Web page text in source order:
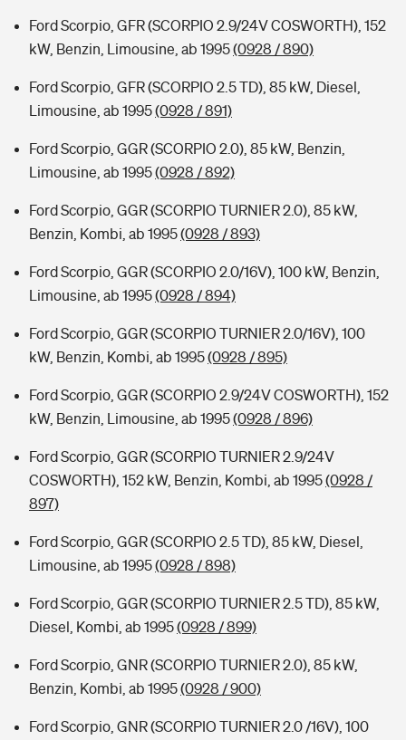
Ford Scorpio, GFR (SCORPIO 2.9/24V COSWORTH), 152
kW, Benzin, Limousine, ab 1995(0928 / 890)
Ford Scorpio, GFR (SCORPIO 2.5 TD), 85 kW, Diesel,
Limousine, ab 1995(0928 / 891)
Ford Scorpio, GGR (SCORPIO 2.0), 85 kW, Benzin,
Limousine, ab 1995(0928 / 892)
Ford Scorpio, GGR (SCORPIO TURNIER 2.0), 85 kW,
Benzin, Kombi, ab 1995(0928 / 893)
Ford Scorpio, GGR (SCORPIO 2.0/16V), 100 kW, Benzin,
Limousine, ab 1995(0928 / 894)
Ford Scorpio, GGR (SCORPIO TURNIER 2.0/16V), 100
kW, Benzin, Kombi, ab 1995(0928 / 895)
Ford Scorpio, GGR (SCORPIO 2.9/24V COSWORTH), 152
kW, Benzin, Limousine, ab 1995(0928 / 896)
Ford Scorpio, GGR (SCORPIO TURNIER 2.9/24V
COSWORTH), 152 kW, Benzin, Kombi, ab 1995(0928 /
897)
Ford Scorpio, GGR (SCORPIO 2.5 TD), 85 kW, Diesel,
Limousine, ab 1995(0928 / 898)
Ford Scorpio, GGR (SCORPIO TURNIER 2.5 TD), 85 kW,
Diesel, Kombi, ab 1995(0928 / 899)
Ford Scorpio, GNR (SCORPIO TURNIER 2.0), 85 kW,
Benzin, Kombi, ab 1995(0928 / 900)
Ford Scorpio, GNR (SCORPIO TURNIER 2.0 /16V), 100